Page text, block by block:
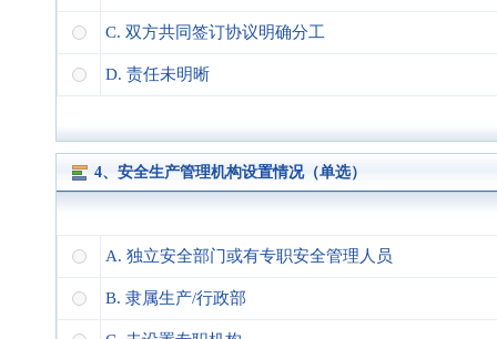
C. 双方共同签订协议明确分工
D. 责任未明晰
4、安全生产管理机构设置情况（单选）
A. 独立安全部门或有专职安全管理人员
B. 隶属生产/行政部